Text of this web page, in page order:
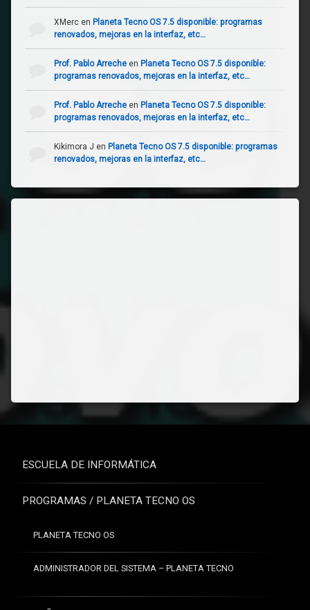
XMercen Planeta Tecno OS 7.5 disponible: programas
renovados, mejoras en la interfaz, etc…
Prof. Pablo Arrecheen Planeta Tecno OS 7.5 disponible:
programas renovados, mejoras en la interfaz, etc…
Prof. Pablo Arrecheen Planeta Tecno OS 7.5 disponible:
programas renovados, mejoras en la interfaz, etc…
Kikimora J en Planeta Tecno OS 7.5 disponible: programas
renovados, mejoras en la interfaz, etc…
ESCUELA DE INFORMÁTICA
PROGRAMAS / PLANETA TECNO OS
PLANETA TECNO OS
ADMINISTRADOR DEL SISTEMA – PLANETA TECNO